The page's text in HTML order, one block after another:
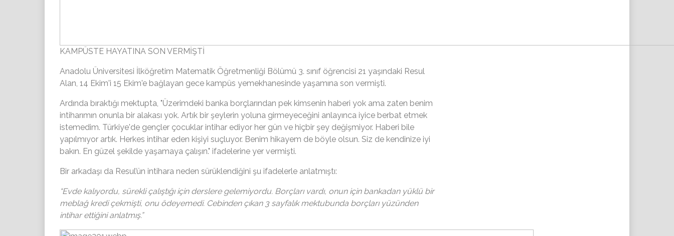
KAMPÜSTE HAYATINA SON VERMİŞTİ
Anadolu Üniversitesi İlköğretim Matematik Öğretmenliği Bölümü 3. sınıf öğrencisi 21 yaşındaki Resul
Alan, 14 Ekim'i 15 Ekim'e bağlayan gece kampüs yemekhanesinde yaşamına son vermişti.
Ardında bıraktığı mektupta, "Üzerimdeki banka borçlarından pek kimsenin haberi yok ama zaten benim
intiharımın onunla bir alakası yok. Artık bir şeylerin yoluna girmeyeceğini anlayınca iyice berbat etmek
istemedim. Türkiye'de gençler çocuklar intihar ediyor her gün ve hiçbir şey değişmiyor. Haberi bile
yapılmıyor artık. Herkes intihar eden kişiyi suçluyor. Benim hikayem de böyle olsun. Siz de kendinize iyi
bakın. En güzel şekilde yaşamaya çalışın." ifadelerine yer vermişti.
Bir arkadaşı da Resul’ün intihara neden sürüklendiğini şu ifadelerle anlatmıştı:
“Evde kalıyordu, sürekli çalıştığı için derslere gelemiyordu. Borçları vardı, onun için bankadan yüklü bir
meblağ kredi çekmişti, onu ödeyemedi. Cebinden çıkan 3 sayfalık mektubunda borçları yüzünden
intihar ettiğini anlatmış.”